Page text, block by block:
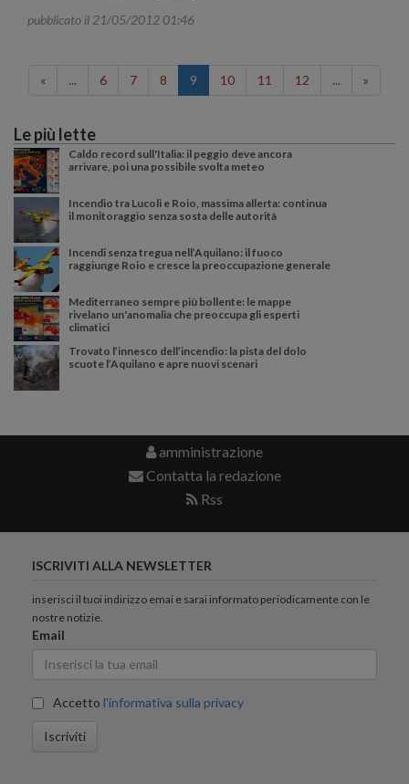
pubblicato il 21/05/2012 01:46
« ... 6 7 8 9 10 11 12 ... »
Le più lette
Caldo record sull'Italia: il peggio deve ancora
arrivare, poi una possibile svolta meteo
Incendio tra Lucoli e Roio, massima allerta: continua
il monitoraggio senza sosta delle autorità
Incendi senza tregua nell’Aquilano: il fuoco
raggiunge Roio e cresce la preoccupazione generale
Mediterraneo sempre più bollente: le mappe
rivelano un'anomalia che preoccupa gli esperti
climatici
Trovato l’innesco dell’incendio: la pista del dolo
scuote l’Aquilano e apre nuovi scenari
amministrazione
Contatta la redazione
Rss
ISCRIVITI ALLA NEWSLETTER
inserisci il tuoi indirizzo emai e sarai informato periodicamente con le
nostre notizie.
Email
Accetto l'informativa sulla privacy
Iscriviti